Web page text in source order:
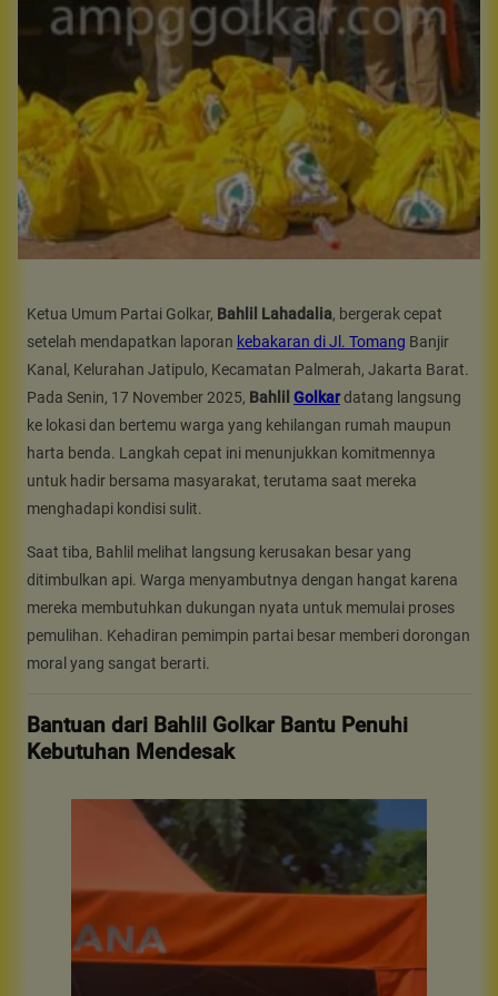
Ketua Umum Partai Golkar, Bahlil Lahadalia, bergerak cepat
setelah mendapatkan laporan kebakaran di Jl. Tomang Banjir
Kanal, Kelurahan Jatipulo, Kecamatan Palmerah, Jakarta Barat.
Pada Senin, 17 November 2025, Bahlil Golkardatang langsung
ke lokasi dan bertemu warga yang kehilangan rumah maupun
harta benda. Langkah cepat ini menunjukkan komitmennya
untuk hadir bersama masyarakat, terutama saat mereka
menghadapi kondisi sulit.
Saat tiba, Bahlil melihat langsung kerusakan besar yang
ditimbulkan api. Warga menyambutnya dengan hangat karena
mereka membutuhkan dukungan nyata untuk memulai proses
pemulihan. Kehadiran pemimpin partai besar memberi dorongan
moral yang sangat berarti.
Bantuan dari Bahlil Golkar Bantu Penuhi
Kebutuhan Mendesak